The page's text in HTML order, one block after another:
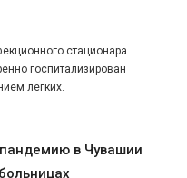
стационара
госпитализирован
легких.
пандемию в Чувашии